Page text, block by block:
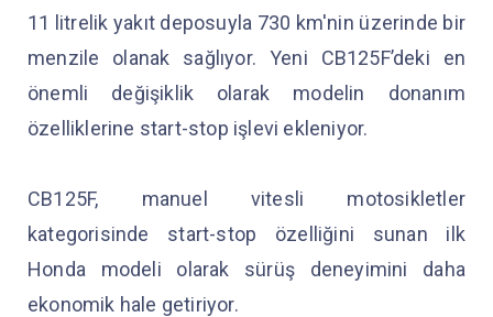
11 litrelik yakıt deposuyla 730 km'nin üzerinde bir
menzile olanak sağlıyor. Yeni CB125F’deki en
önemli değişiklik olarak modelin donanım
özelliklerine start-stop işlevi ekleniyor.
CB125F, manuel vitesli motosikletler
kategorisinde start-stop özelliğini sunan ilk
Honda modeli olarak sürüş deneyimini daha
ekonomik hale getiriyor.